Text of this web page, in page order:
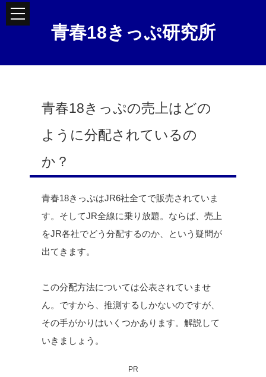
青春18きっぷ研究所
青春18きっぷの売上はどの
ように分配されているの
か？
青春18きっぷはJR6社全てで販売されていま
す。そしてJR全線に乗り放題。ならば、売上
をJR各社でどう分配するのか、という疑問が
出てきます。
この分配方法については公表されていませ
ん。ですから、推測するしかないのですが、
その手がかりはいくつかあります。解説して
いきましょう。
PR